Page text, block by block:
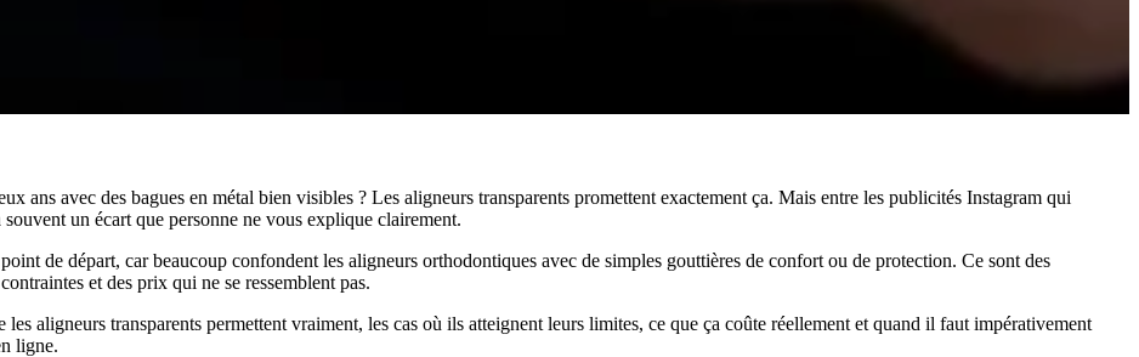
ans avec des bagues en métal bien visibles ? Les aligneurs transparents promettent exactement ça. Mais entre les publicités Instagram qui
un écart que personne ne vous explique clairement.
de départ, car beaucoup confondent les aligneurs orthodontiques avec de simples gouttières de confort ou de protection. Ce sont des
et des prix qui ne se ressemblent pas.
aligneurs transparents permettent vraiment, les cas où ils atteignent leurs limites, ce que ça coûte réellement et quand il faut impérativement
ligne.